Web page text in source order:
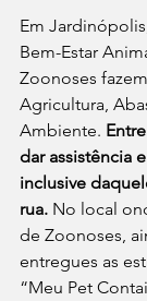
Em
Bem-Estar
Zoonoses
Agricultura,
Ambiente.
dar assistência
inclusive
rua. No local
de Zoonoses,
entregues as
“Meu Pet